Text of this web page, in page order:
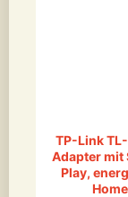
TP-Link
Adapter mit
Play,